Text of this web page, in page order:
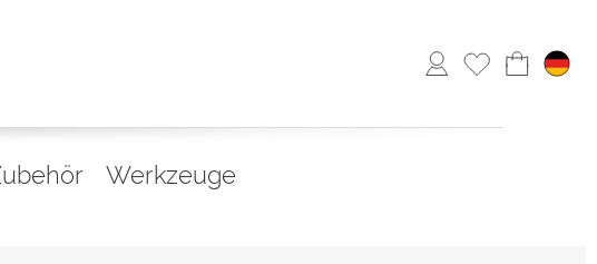
Werkzeuge